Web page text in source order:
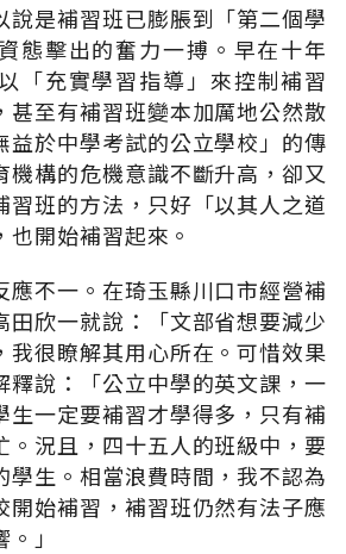
說是補習班已膨脹到「第二個學
態擊出的奮力一搏。早在十年
「充實學習指導」來控制補習
甚至有補習班變本加厲地公然散
益於中學考試的公立學校」的傳
機構的危機意識不斷升高，卻又
習班的方法，只好「以其人之道
開始補習起來。
應不一。在琦玉縣川口市經營補
田欣一就說：「文部省想要減少
我很瞭解其用心所在。可惜效果
釋說：「公立中學的英文課，一
生一定要補習才學得多，只有補
。況且，四十五人的班級中，要
學生。相當浪費時間，我不認為
開始補習，補習班仍然有法子應
」